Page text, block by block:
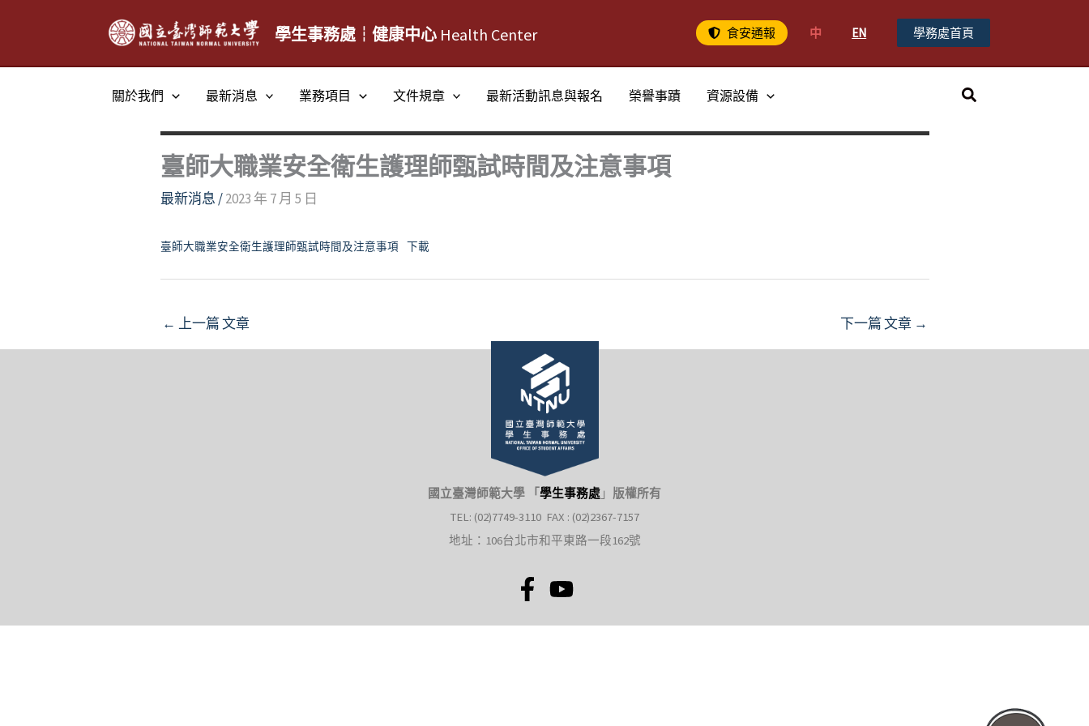
學生事務處┆健康中心 Health Center 食安通報 中 EN 學務處首頁
關於我們 最新消息 業務項目 文件規章 最新活動訊息與報名 榮譽事蹟 資源設備
搜
臺師大職業安全衛生護理師甄試時間及注意事項
最新消息 /2023 年 7 月 5 日
臺師大職業安全衛生護理師甄試時間及注意事項 下載
← 上一篇 文章 下一篇 文章 →
國立臺灣師範大學 「 學生事務處 」 版權所有
TEL: (02)7749-3110 FAX : (02)2367-7157
地址：106台北市和平東路一段162號